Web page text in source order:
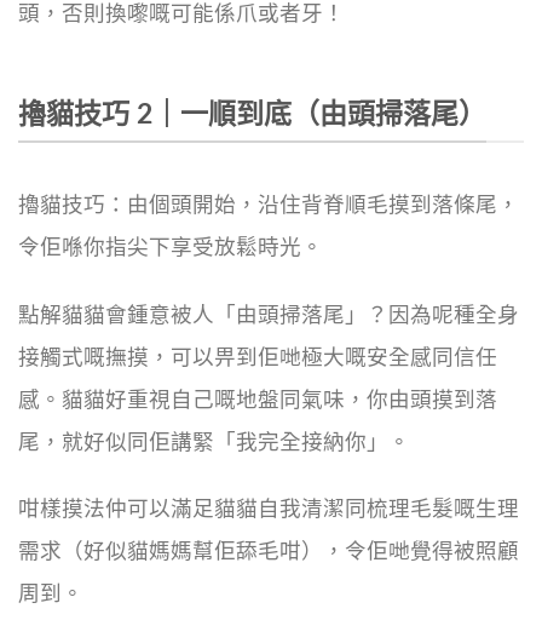
頭，否則換嚟嘅可能係爪或者牙！
擼貓技巧 2｜一順到底（由頭掃落尾）
擼貓技巧：由個頭開始，沿住背脊順毛摸到落條尾，
令佢喺你指尖下享受放鬆時光。
點解貓貓會鍾意被人「由頭掃落尾」？ 因為呢種全身
接觸式嘅撫摸，可以畀到佢哋極大嘅安全感同信任
感。貓貓好重視自己嘅地盤同氣味，你由頭摸到落
尾，就好似同佢講緊「我完全接納你」。
咁樣摸法仲可以滿足貓貓自我清潔同梳理毛髮嘅生理
需求（好似貓媽媽幫佢舔毛咁），令佢哋覺得被照顧
周到。